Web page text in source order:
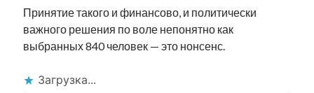
Принятие такого и финансово, и политически
важного решения по воле непонятно как
выбранных 840 человек — это нонсенс.
Загрузка...